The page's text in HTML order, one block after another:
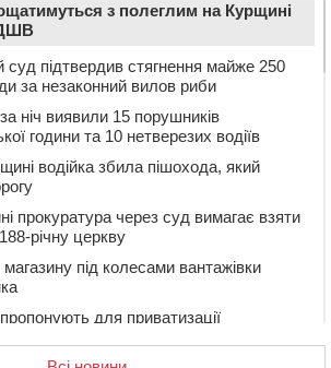
з полеглим на Курщині
суд підтвердив стягнення майже 250
за незаконний вилов риби
ніч виявили 15 порушників
години та 10 нетверезих водіїв
водійка збила пішохода, який
прокуратура через суд вимагає взяти
річну церкву
магазину під колесами вантажівки
для приватизації